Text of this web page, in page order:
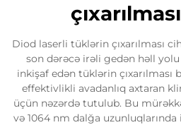
Diod laserli tüklərin çıxarılması
son dərəcə irəli gedən həll
inkişaf edən tüklərin çıxarılması
effektivlikli avadanlıq axtaran
üçün nəzərdə tutulub. Bu
və 1064 nm dalğa